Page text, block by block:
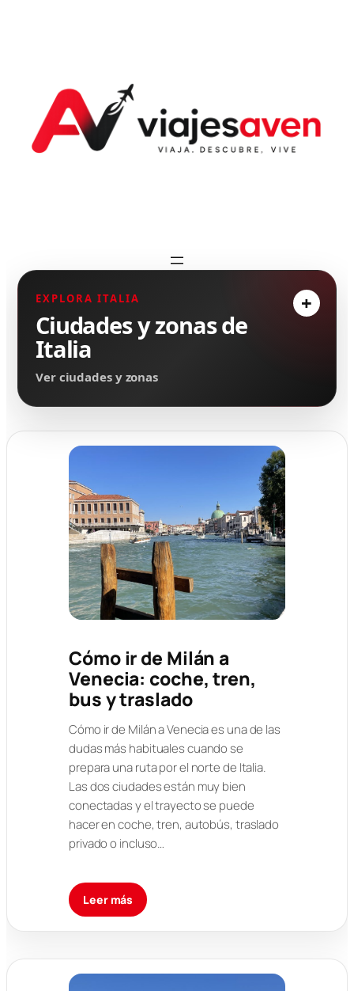
EXPLORA ITALIA
Ciudades y zonas de
Italia
Ver ciudades y zonas
Cómo ir de Milán a
Venecia: coche, tren,
bus y traslado
Cómo ir de Milán a Venecia es una de las
dudas más habituales cuando se
prepara una ruta por el norte de Italia.
Las dos ciudades están muy bien
conectadas y el trayecto se puede
hacer en coche, tren, autobús, traslado
privado o incluso…
Leer más